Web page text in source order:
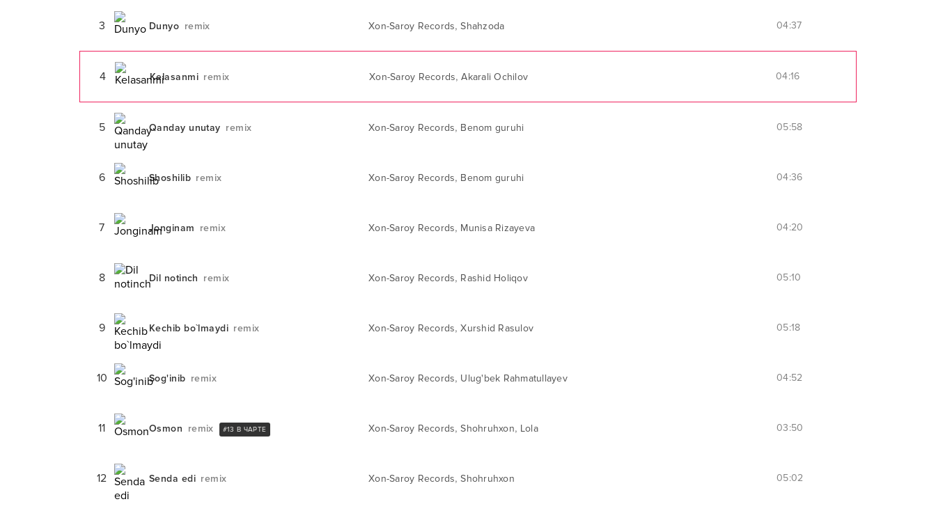
3 Dunyo remix Xon-Saroy Records,Shahzoda 04:37
4 Kelasanmi remix Xon-Saroy Records,Akarali Ochilov 04:16
5 Qanday unutay remix Xon-Saroy Records, Benom guruhi 05:58
6 Shoshilib remix Xon-Saroy Records, Benom guruhi 04:36
7 Jonginam remix Xon-Saroy Records, Munisa Rizayeva 04:20
8 Dil notinch remix Xon-Saroy Records, Rashid Holiqov 05:10
9 Kechib bo`lmaydi remix Xon-Saroy Records,Xurshid Rasulov 05:18
10 Sog'inib remix Xon-Saroy Records, Ulug'bek Rahmatullayev 04:52
11 Osmon remix #13 В ЧАРТЕ Xon-Saroy Records,Shohruhxon, Lola 03:50
12 Senda edi remix Xon-Saroy Records,Shohruhxon 05:02